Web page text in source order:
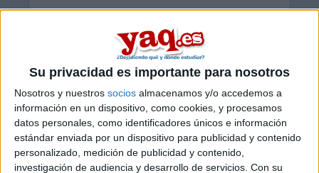
Su privacidad es importante para nosotros
Nosotros y nuestros socios almacenamos y/o accedemos a
información en un dispositivo, como cookies, y procesamos
datos personales, como identificadores únicos e información
estándar enviada por un dispositivo para publicidad y contenido
personalizado, medición de publicidad y contenido,
investigación de audiencia y desarrollo de servicios. Con su
¿Qué quieres preguntar?*